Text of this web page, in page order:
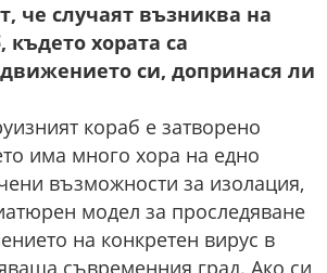
че случаят възниква на
където хората са
си, допринася ли
кораб е затворено
има много хора на едно
възможности за изолация,
модел за проследяване
на конкретен вирус в
съвременния град. Ако си